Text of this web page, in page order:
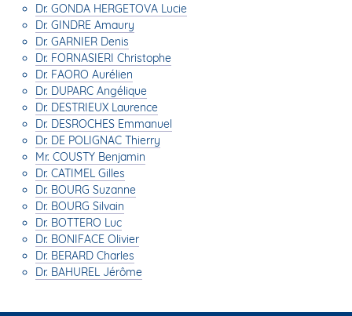
Dr. GONDA HERGETOVA Lucie
Dr. GINDRE Amaury
Dr. GARNIER Denis
Dr. FORNASIERI Christophe
Dr. FAORO Aurélien
Dr. DUPARC Angélique
Dr. DESTRIEUX Laurence
Dr. DESROCHES Emmanuel
Dr. DE POLIGNAC Thierry
Mr. COUSTY Benjamin
Dr. CATIMEL Gilles
Dr. BOURG Suzanne
Dr. BOURG Silvain
Dr. BOTTERO Luc
Dr. BONIFACE Olivier
Dr. BERARD Charles
Dr. BAHUREL Jérôme